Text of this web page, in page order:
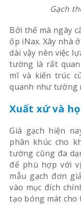
Gạch
Bởi thế mà ngày
ốp iNax. Xây nhà
dài vậy nên việc
tường là rất
mĩ và kiến trúc
quanh như tường
Xuất xứ và
Giá gạch hiện
phân khúc cho
tường cũng đa
để phù hợp với
mẫu gạch đơn
vào mục đích
tạo bóng mát cho